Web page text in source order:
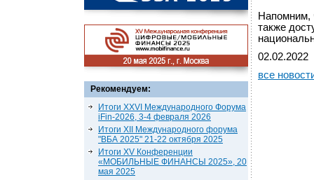
Рекомендуем:
Итоги XXVI Международного Форума
iFin-2026, 3-4 февраля 2026
Итоги XII Международного форума
"ВБА 2025" 21-22 октября 2025
Итоги XV Конференции
«МОБИЛЬНЫЕ ФИНАНСЫ 2025», 20
мая 2025
Напомним,
также
02.02.2022
все